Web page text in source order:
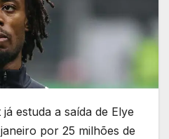
estuda a saída de Elye
por 25 milhões de